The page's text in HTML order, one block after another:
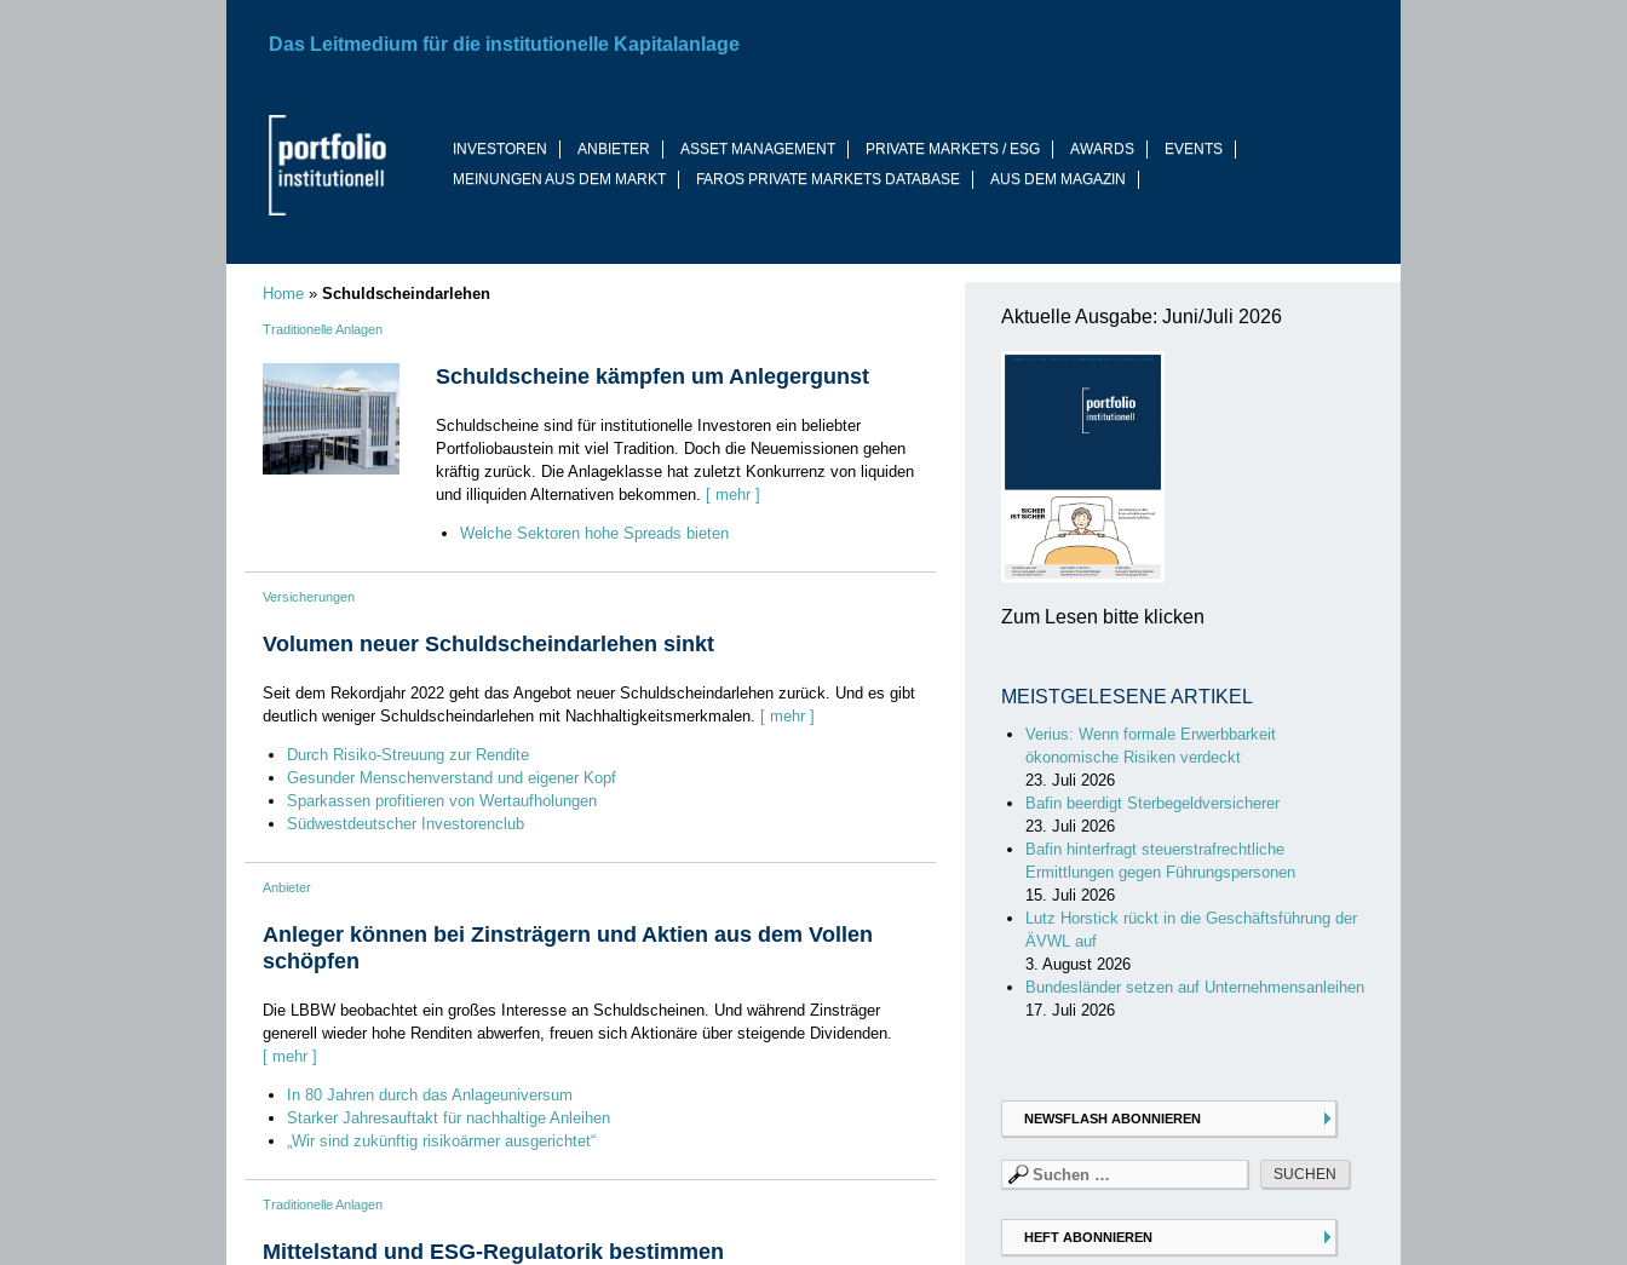
INVESTOREN ANBIETER ASSET MANAGEMENT PRIVATE MARKETS / ESG AWARDS
EVENTS
MEINUNGEN AUS DEM MARKT
FAROS PRIVATE MARKETS DATABASE AUS DEM MAGAZIN
Das Leitmedium für die institutionelle Kapitalanlage
Home » Schuldscheindarlehen
Traditionelle Anlagen
Schuldscheine kämpfen um Anlegergunst
Schuldscheine sind für institutionelle Investoren ein beliebter
Portfoliobaustein mit viel Tradition. Doch die Neuemissionen gehen
kräftig zurück. Die Anlageklasse hat zuletzt Konkurrenz von liquiden
und illiquiden Alternativen bekommen. [ mehr ]
Welche Sektoren hohe Spreads bieten
Versicherungen
Volumen neuer Schuldscheindarlehen sinkt
Seit dem Rekordjahr 2022 geht das Angebot neuer Schuldscheindarlehen zurück. Und es gibt
deutlich weniger Schuldscheindarlehen mit Nachhaltigkeitsmerkmalen. [ mehr ]
Durch Risiko-Streuung zur Rendite
Gesunder Menschenverstand und eigener Kopf
Sparkassen profitieren von Wertaufholungen
Südwestdeutscher Investorenclub
Anbieter
Anleger können bei Zinsträgern und Aktien aus dem Vollen
schöpfen
Die LBBW beobachtet ein großes Interesse an Schuldscheinen. Und während Zinsträger
generell wieder hohe Renditen abwerfen, freuen sich Aktionäre über steigende Dividenden.
[ mehr ]
In 80 Jahren durch das Anlageuniversum
Starker Jahresauftakt für nachhaltige Anleihen
„Wir sind zukünftig risikoärmer ausgerichtet“
Traditionelle Anlagen
Mittelstand und ESG-Regulatorik bestimmen
Aktuelle Ausgabe: Juni/Juli 2026
Zum Lesen bitte klicken
MEISTGELESENE ARTIKEL
Verius: Wenn formale Erwerbbarkeit
ökonomische Risiken verdeckt
23. Juli 2026
Bafin beerdigt Sterbegeldversicherer
23. Juli 2026
Bafin hinterfragt steuerstrafrechtliche
Ermittlungen gegen Führungspersonen
15. Juli 2026
Lutz Horstick rückt in die Geschäftsführung der
ÄVWL auf
3. August 2026
Bundesländer setzen auf Unternehmensanleihen
17. Juli 2026
NEWSFLASH ABONNIEREN
Suchen
nach:
HEFT ABONNIEREN